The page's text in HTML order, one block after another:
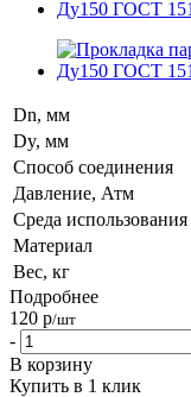
Dn, мм
Dy, мм
Способ соединения
Давление, Атм
Среда использования
Материал
Вес, кг
Подробнее
120 р/шт
-
В корзину
Купить в 1 клик